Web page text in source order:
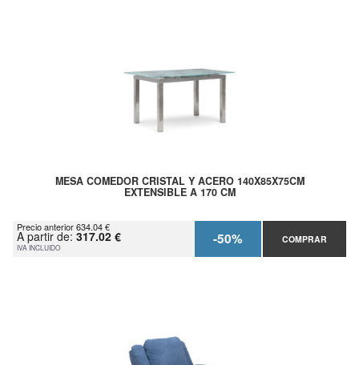
MESA COMEDOR CRISTAL Y ACERO 140X85X75CM
EXTENSIBLE A 170 CM
Precio anterior 634.04 €
A partir de: 317.02 €
IVA INCLUIDO -50% COMPRAR